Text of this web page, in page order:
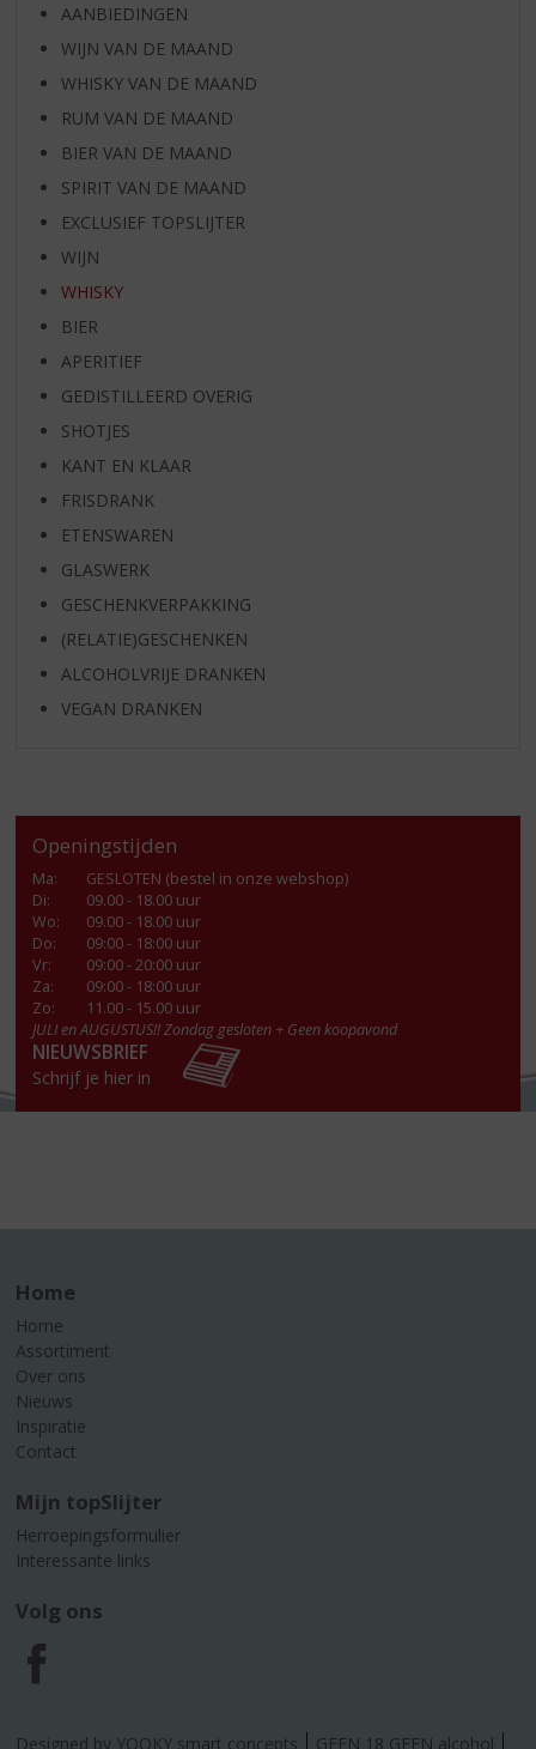
AANBIEDINGEN
WIJN VAN DE MAAND
WHISKY VAN DE MAAND
RUM VAN DE MAAND
BIER VAN DE MAAND
SPIRIT VAN DE MAAND
EXCLUSIEF TOPSLIJTER
WIJN
WHISKY
BIER
APERITIEF
GEDISTILLEERD OVERIG
SHOTJES
KANT EN KLAAR
FRISDRANK
ETENSWAREN
GLASWERK
GESCHENKVERPAKKING
(RELATIE)GESCHENKEN
ALCOHOLVRIJE DRANKEN
VEGAN DRANKEN
Openingstijden
Ma:
GESLOTEN (bestel in onze webshop)
Di:
09.00 - 18.00 uur
Wo:
09.00 - 18.00 uur
Do:
09:00 - 18:00 uur
Vr:
09:00 - 20:00 uur
Za:
09:00 - 18:00 uur
Zo:
11.00 - 15.00 uur
JULI en AUGUSTUS!! Zondag gesloten + Geen koopavond
NIEUWSBRIEF
Schrijf je hier in
Home
Home
Assortiment
Over ons
Nieuws
Inspiratie
Contact
Mijn topSlijter
Herroepingsformulier
Interessante links
Volg ons
F
a
Designed by YOOKY smart concepts GEEN 18 GEEN alcohol